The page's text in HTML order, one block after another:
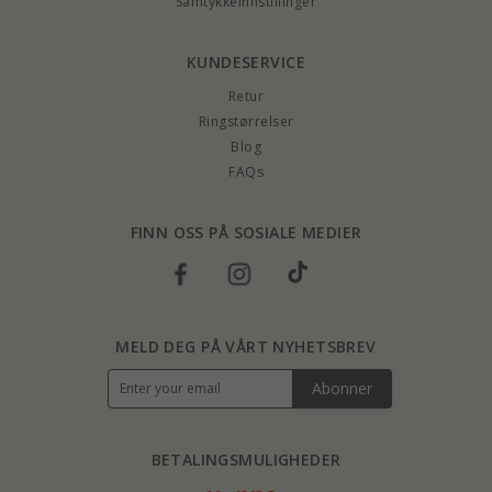
KUNDESERVICE
Retur
Ringstørrelser
Blog
FAQs
FINN OSS PÅ SOSIALE MEDIER
BETALINGSMULIGHEDER
MELD DEG PÅ VÅRT NYHETSBREV
Abonner